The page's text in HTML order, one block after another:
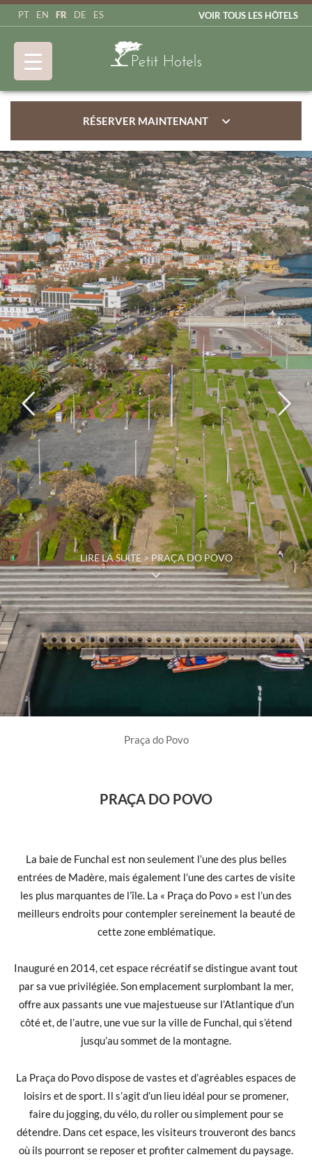
PT EN FR DE ES VOIR TOUS LES HÔTELS
RÉSERVER MAINTENANT
LIRE LA SUITE > PRAÇA DO POVO
Praça do Povo
PRAÇA DO POVO
La baie de Funchal est non seulement l’une des plus belles
entrées de Madère, mais également l’une des cartes de visite
les plus marquantes de l’île. La « Praça do Povo » est l’un des
meilleurs endroits pour contempler sereinement la beauté de
cette zone emblématique.
Inauguré en 2014, cet espace récréatif se distingue avant tout
par sa vue privilégiée. Son emplacement surplombant la mer,
offre aux passants une vue majestueuse sur l’Atlantique d’un
côté et, de l’autre, une vue sur la ville de Funchal, qui s’étend
jusqu’au sommet de la montagne.
La Praça do Povo dispose de vastes et d’agréables espaces de
loisirs et de sport. Il s’agit d’un lieu idéal pour se promener,
faire du jogging, du vélo, du roller ou simplement pour se
détendre. Dans cet espace, les visiteurs trouveront des bancs
où ils pourront se reposer et profiter calmement du paysage.